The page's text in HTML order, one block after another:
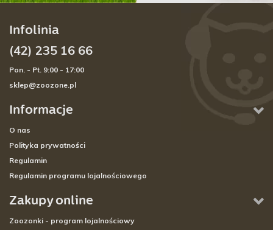
Informacje
O nas
Polityka prywatności
Regulamin
Regulamin programu lojalnościowego
Zakupy online
Zoozonki - program lojalnościowy
Infolinia
(42) 235 16 66
Pon. - Pt. 9:00 - 17:00
sklep@zoozone.pl